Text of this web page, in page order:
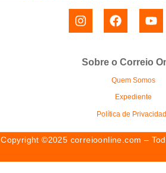
Sobre o Correio
Quem Somos
Expediente
Política de
Copyright ©2025 correioonline.com –